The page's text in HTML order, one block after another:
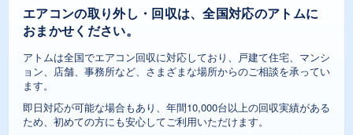
エアコンの取り外し・回収は、全国対応のアトムに
おまかせください。
アトムは全国でエアコン回収に対応しており、戸建て住宅、マンシ
ョン、店舗、事務所など、さまざまな場所からのご相談を承ってい
ます。
即日対応が可能な場合もあり、年間10,000台以上の回収実績がある
ため、初めての方にも安心してご利用いただけます。